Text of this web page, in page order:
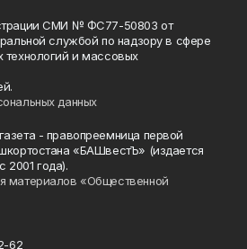
СМИ № ФС77-50803 от
службой по надзору в сфере
технологий и массовых
данных
- правопреемница первой
«БАШвестЪ» (издается
года).
материалов «Общественной
62